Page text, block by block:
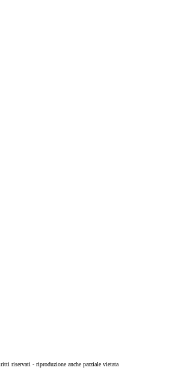
riservati - riproduzione anche parziale vietata